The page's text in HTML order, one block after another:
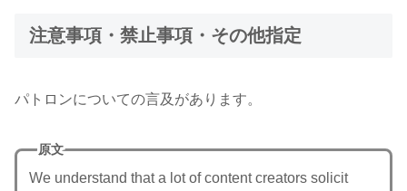
注意事項・禁止事項・その他指定
パトロンについての言及があります。
原文
We understand that a lot of content creators solicit